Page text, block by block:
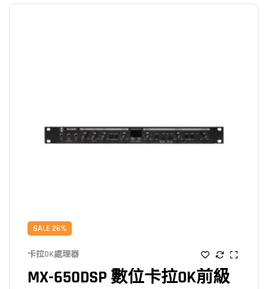
SALE 26%
卡拉OK處理器
MX-650DSP 數位卡拉OK前級